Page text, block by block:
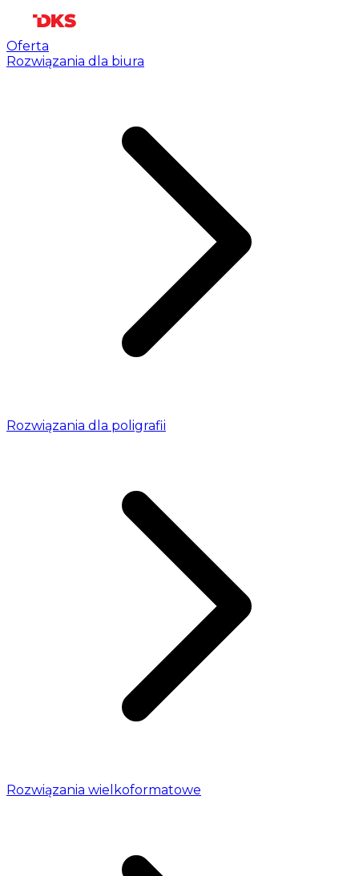
Oferta
Rozwiązania dla biura
Rozwiązania dla poligrafii
Rozwiązania wielkoformatowe